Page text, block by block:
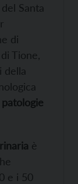
Santa
di
Tione,
della
patologie
è
e i 50